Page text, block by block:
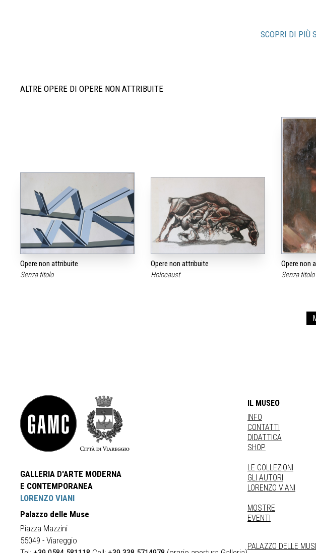
SCOPRI DI PIÙ
ALTRE OPERE DI OPERE NON ATTRIBUITE
Opere non attribuite
Senza titolo
Opere non attribuite
Holocaust
Opere non
Senza titolo
GALLERIA D'ARTE MODERNA
E CONTEMPORANEA
LORENZO VIANI
Palazzo delle Muse
Piazza Mazzini
55049 - Viareggio
IL MUSEO
INFO
CONTATTI
DIDATTICA
SHOP
LE COLLEZIONI
GLI AUTORI
LORENZO VIANI
MOSTRE
EVENTI
PALAZZO DELLE